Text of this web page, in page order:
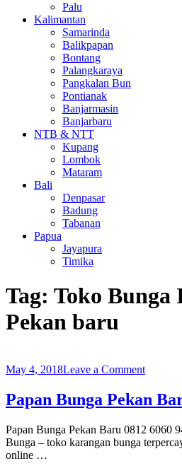
Palu
Kalimantan
Samarinda
Balikpapan
Bontang
Palangkaraya
Pangkalan Bun
Pontianak
Banjarmasin
Banjarbaru
NTB & NTT
Kupang
Lombok
Mataram
Bali
Denpasar
Badung
Tabanan
Papua
Jayapura
Timika
Tag: Toko Bunga
Pekan baru
May 4, 2018Leave a Commenton
Bunga
Pekan
0812
6060
Papan Bunga Pekan
Papan Bunga Pekan Baru 0812 6060
Bunga – toko karangan bunga
online …